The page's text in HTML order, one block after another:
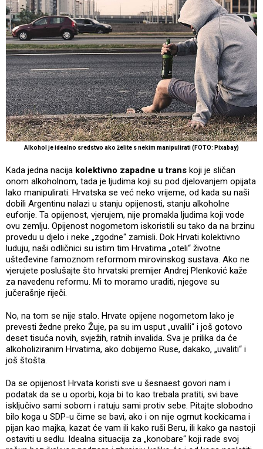
Alkohol je idealno sredstvo ako želite s nekim manipulirati (FOTO: Pixabay)
Kada jedna nacija kolektivno zapadne u trans koji je sličan
onom alkoholnom, tada je ljudima koji su pod djelovanjem opijata
lako manipulirati. Hrvatska se već neko vrijeme, od kada su naši
dobili Argentinu nalazi u stanju opijenosti, stanju alkoholne
euforije. Ta opijenost, vjerujem, nije promakla ljudima koji vode
ovu zemlju. Opijenost nogometom iskoristili su tako da na brzinu
provedu u djelo i neke „zgodne“ zamisli. Dok Hrvati kolektivno
luduju, naši odličnici su istim tim Hrvatima „oteli“ životne
ušteđevine famoznom reformom mirovinskog sustava. Ako ne
vjerujete poslušajte što hrvatski premijer Andrej Plenković kaže
za navedenu reformu. Mi to moramo uraditi, njegove su
jučerašnje riječi.
No, na tom se nije stalo. Hrvate opijene nogometom lako je
prevesti žedne preko Žuje, pa su im usput „uvalili“ i još gotovo
deset tisuća novih, svježih, ratnih invalida. Sva je prilika da će
alkoholiziranim Hrvatima, ako dobijemo Ruse, dakako, „uvaliti“ i
još štošta.
Da se opijenost Hrvata koristi sve u šesnaest govori nam i
podatak da se u oporbi, koja bi to kao trebala pratiti, svi bave
isključivo sami sobom i ratuju sami protiv sebe. Pitajte slobodno
bilo koga u SDP-u čime se bavi, ako i on nije ogrnut kockicama i
pijan kao majka, kazat će vam ili kako ruši Beru, ili kako ga nastoji
ostaviti u sedlu. Idealna situacija za „konobare“ koji rade svoj